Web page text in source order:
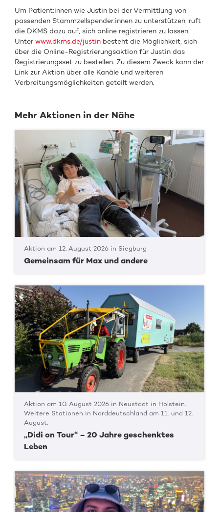
Um Patient:innen wie Justin bei der Vermittlung von
passenden Stammzellspender:innen zu unterstützen, ruft
die DKMS dazu auf, sich online registrieren zu lassen.
Unterwww.dkms.de/justin besteht die Möglichkeit, sich
über die Online-Registrierungsaktion für Justin das
Registrierungsset zu bestellen. Zu diesem Zweck kann der
Link zur Aktion über alle Kanäle und weiteren
Verbreitungsmöglichkeiten geteilt werden.
Mehr Aktionen in der Nähe
Aktion am 12. August 2026 in Siegburg
Gemeinsam für Max und andere
Aktion am 10. August 2026 in Neustadt in Holstein.
Weitere Stationen in Norddeutschland am 11. und 12.
August.
„Didi on Tour“ – 20 Jahre geschenktes
Leben